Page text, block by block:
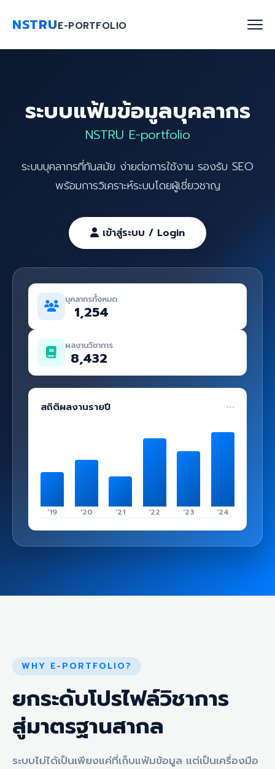
NSTRUE-PORTFOLIO
ค้นหาบุคลากร
งานวิจัย
เกี่ยวกับเรา
ติดต่อเรา
ระบบแฟ้มข้อมูลบุคลากร
NSTRU E-portfolio
ระบบบุคลากรที่ทันสมัย ง่ายต่อการใช้งาน รองรับ SEO
พร้อมการวิเคราะห์ระบบโดยผู้เชี่ยวชาญ
เข้าสู่ระบบ / Login
บุคลากรทั้งหมด
1,254
ผลงานวิชาการ
8,432
สถิติผลงานรายปี
'19 '20 '21 '22 '23 '24
WHY E-PORTFOLIO?
ยกระดับโปรไฟล์วิชาการ
สู่มาตรฐานสากล
ระบบไม่ได้เป็นเพียงแค่ที่เก็บแฟ้มข้อมูล แต่เป็นเครื่องมือ